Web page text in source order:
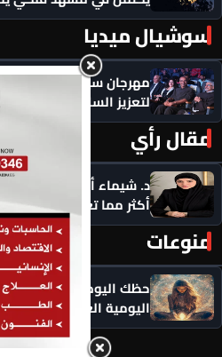
سوشيال ميديا
مهرجان سيمفوني للفنون
لتعزيز السلام
مقال رأي
د. شيماء أحمدين تكتب ..
أكثر مما تعرف نفسك: هل
منوعات
حظك
اليومية العامة